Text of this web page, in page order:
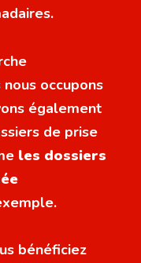
occupons
également
de prise
les dossiers
bénéficiez